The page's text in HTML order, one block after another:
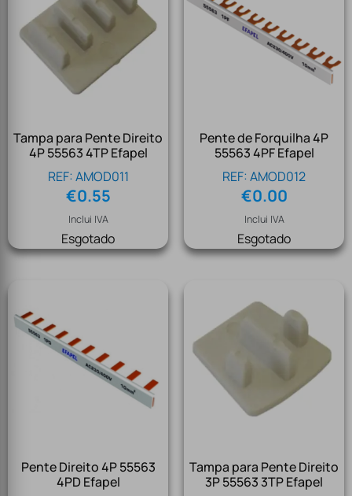
Tampa para Pente Direito
4P 55563 4TP Efapel
REF: AMOD011
€0.55
Inclui IVA
Esgotado
Pente de Forquilha 4P
55563 4PF Efapel
REF: AMOD012
€0.00
Inclui IVA
Esgotado
Pente Direito 4P 55563
4PD Efapel
Tampa para Pente Direito
3P 55563 3TP Efapel